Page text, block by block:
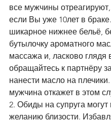
все мужчины
если Вы уже 10лет в
шикарное нижнее бельё,
бутылочку ароматного
массажа и, ласково глядя
обращайтесь к партнёру
нанести масло на
мужчина откажет в этом
2. Обиды на супруга
желанию близости.